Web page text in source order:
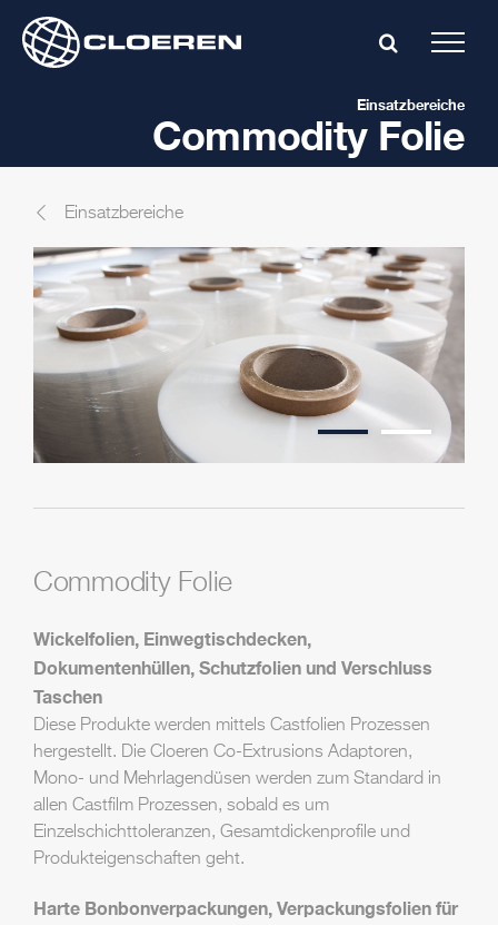
content
Commodity Folie
Einsatzbereiche
Commodity Folie
Wickelfolien, Einwegtischdecken,
Dokumentenhüllen, Schutzfolien und Verschluss
Taschen
Diese Produkte werden mittels Castfolien Prozessen
hergestellt. Die Cloeren Co-Extrusions Adaptoren,
Mono- und Mehrlagendüsen werden zum Standard in
allen Castfilm Prozessen, sobald es um
Einzelschichttoleranzen, Gesamtdickenprofile und
Produkteigenschaften geht.
Harte Bonbonverpackungen, Verpackungsfolien für
Einsatzbereiche